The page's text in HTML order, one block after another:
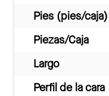
Pies (pies/caja)
Piezas/Caja
Largo
Perfil de la cara